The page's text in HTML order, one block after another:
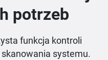
potrzeb
funkcja kontroli
systemu.